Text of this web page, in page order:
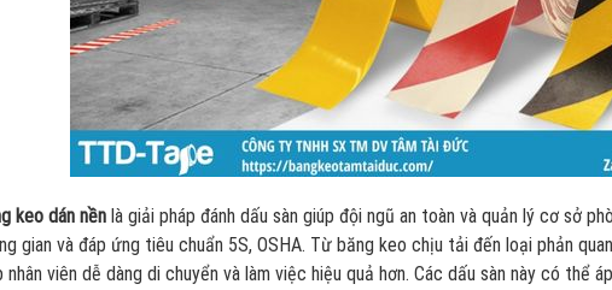
keo dán nền là giải pháp đánh dấu sàn giúp đội ngũ an toàn và quản lý cơ sở
gian và đáp ứng tiêu chuẩn 5S, OSHA. Từ băng keo chịu tải đến loại phản
nhân viên dễ dàng di chuyển và làm việc hiệu quả hơn. Các dấu sàn này có thể